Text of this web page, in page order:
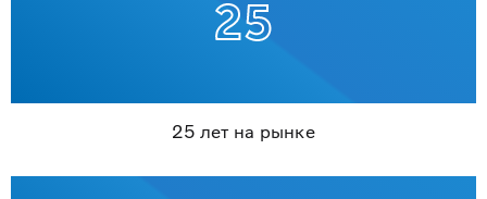
25 лет на рынке